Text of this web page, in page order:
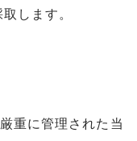
します。
重に管理された当